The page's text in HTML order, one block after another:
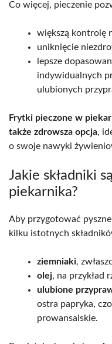
Co więcej, pieczenie
większą kontrolę
uniknięcie
lepsze
indywidualnych
ulubionych
Frytki pieczone w
także zdrowsza opcja,
o swoje nawyki
Jakie składniki
piekarnika?
Aby przygotować
kilku istotnych
ziemniaki,
olej, na przykład
ulubione
ostra papryka,
prowansalskie.